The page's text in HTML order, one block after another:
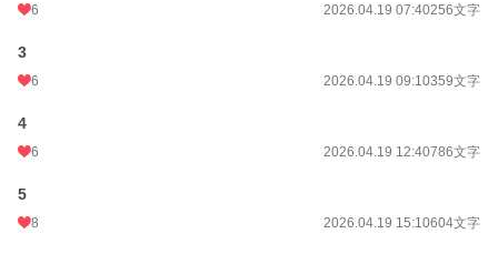
6 2026.04.19 07:40256文字
3
6 2026.04.19 09:10359文字
4
6 2026.04.19 12:40786文字
5
8 2026.04.19 15:10604文字